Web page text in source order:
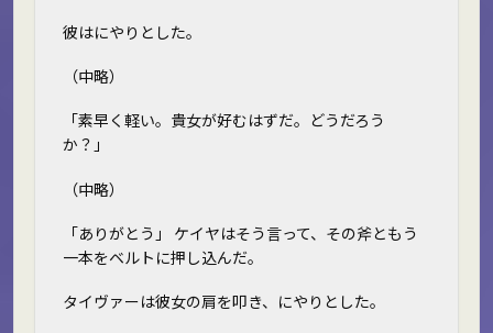
彼はにやりとした。
（中略）
「素早く軽い。貴女が好むはずだ。どうだろう
か？」
（中略）
「ありがとう」 ケイヤはそう言って、その斧ともう
一本をベルトに押し込んだ。
タイヴァーは彼女の肩を叩き、にやりとした。